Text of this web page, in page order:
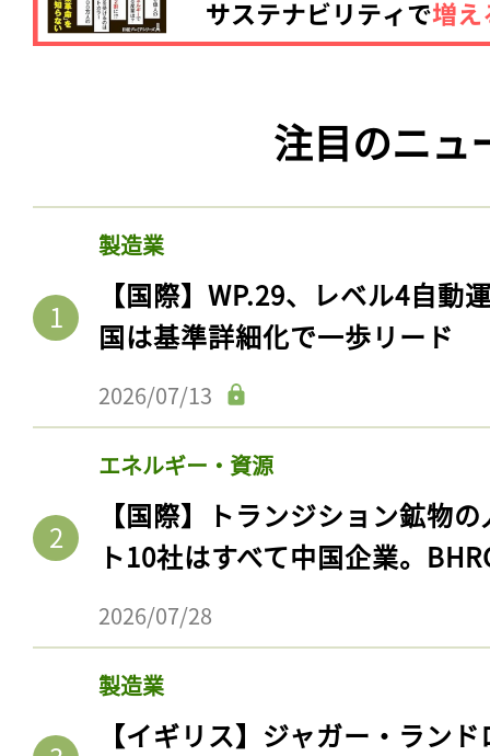
注目のニュ
製造業
【国際】WP.29、レベル4自動
国は基準詳細化で一歩リード
2026/07/13
エネルギー・資源
【国際】トランジション鉱物
ト10社はすべて中国企業。
2026/07/28
製造業
【イギリス】ジャガー・ラン